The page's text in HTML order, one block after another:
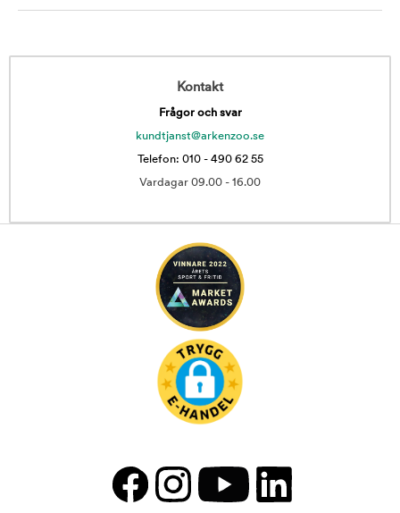
Kontakt
Frågor och svar
kundtjanst@arkenzoo.se
Telefon: 010 - 490 62 55
Vardagar 09.00 - 16.00